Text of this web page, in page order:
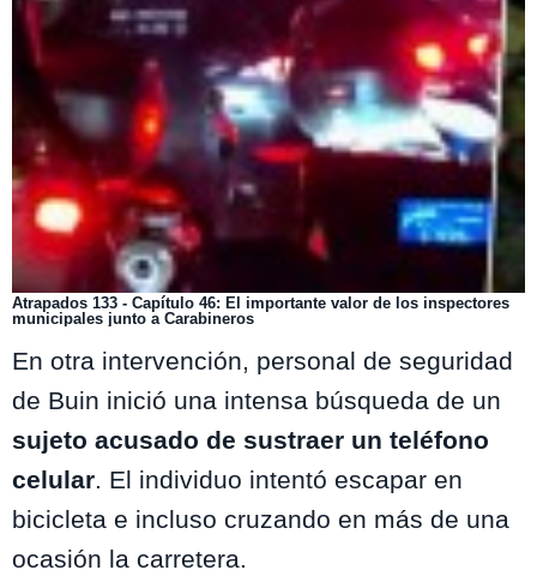
Atrapados 133 - Capítulo 46: El importante valor de los inspectores
municipales junto a Carabineros
En otra intervención, personal de seguridad
de Buin inició una intensa búsqueda de un
sujeto acusado de sustraer un teléfono
celular. El individuo intentó escapar en
bicicleta e incluso cruzando en más de una
ocasión la carretera.